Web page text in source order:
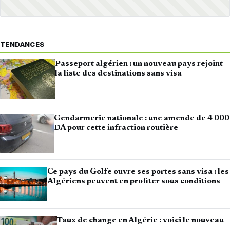
TENDANCES
Passeport algérien : un nouveau pays rejoint
la liste des destinations sans visa
Gendarmerie nationale : une amende de 4 000
DA pour cette infraction routière
Ce pays du Golfe ouvre ses portes sans visa : les
Algériens peuvent en profiter sous conditions
Taux de change en Algérie : voici le nouveau